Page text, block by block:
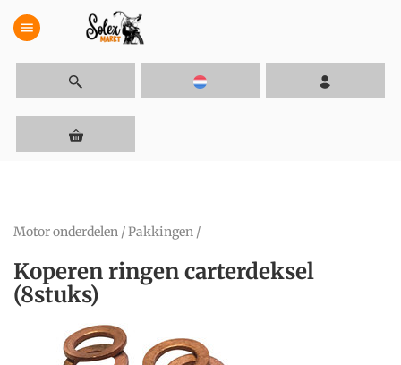
menu
Motor onderdelen /Pakkingen /
Koperen ringen carterdeksel
(8stuks)